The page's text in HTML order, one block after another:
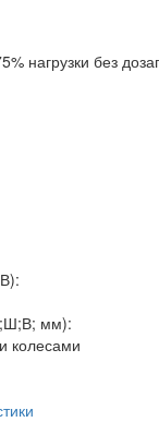
нагрузки без
мм):
колесами